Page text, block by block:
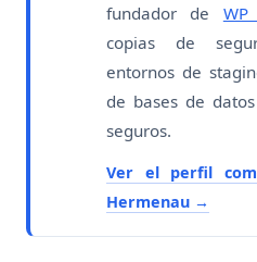
fundador de WP
copias de
entornos de
de bases de
seguros.
Ver el perfil
Hermenau